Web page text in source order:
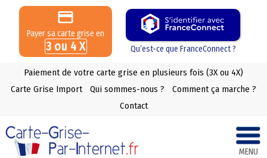
Payer sa carte grise en
3 ou 4 X Qu’est-ce que FranceConnect ?
Paiement de votre carte grise en plusieurs fois (3X ou 4X)
Carte Grise Import
Qui sommes-nous ?
Comment ça marche ?
Contact
MENU